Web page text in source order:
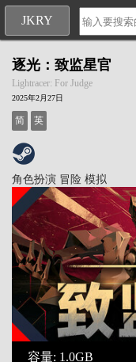
JKRY
逐光：致监星官
Lightracer: For Judge
2025年2月27日
简 英
角色扮演 冒险 模拟
容量: 1.0GB